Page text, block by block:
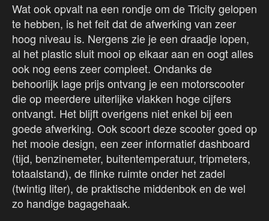
Wat ook opvalt na een rondje om de Tricity gelopen
te hebben, is het feit dat de afwerking van zeer
hoog niveau is. Nergens zie je een draadje lopen,
al het plastic sluit mooi op elkaar aan en oogt alles
ook nog eens zeer compleet. Ondanks de
behoorlijk lage prijs ontvang je een motorscooter
die op meerdere uiterlijke vlakken hoge cijfers
ontvangt. Het blijft overigens niet enkel bij een
goede afwerking. Ook scoort deze scooter goed op
het mooie design, een zeer informatief dashboard
(tijd, benzinemeter, buitentemperatuur, tripmeters,
totaalstand), de flinke ruimte onder het zadel
(twintig liter), de praktische middenbok en de wel
zo handige bagagehaak.